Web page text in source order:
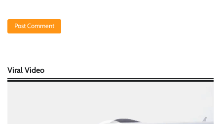
Viral Video